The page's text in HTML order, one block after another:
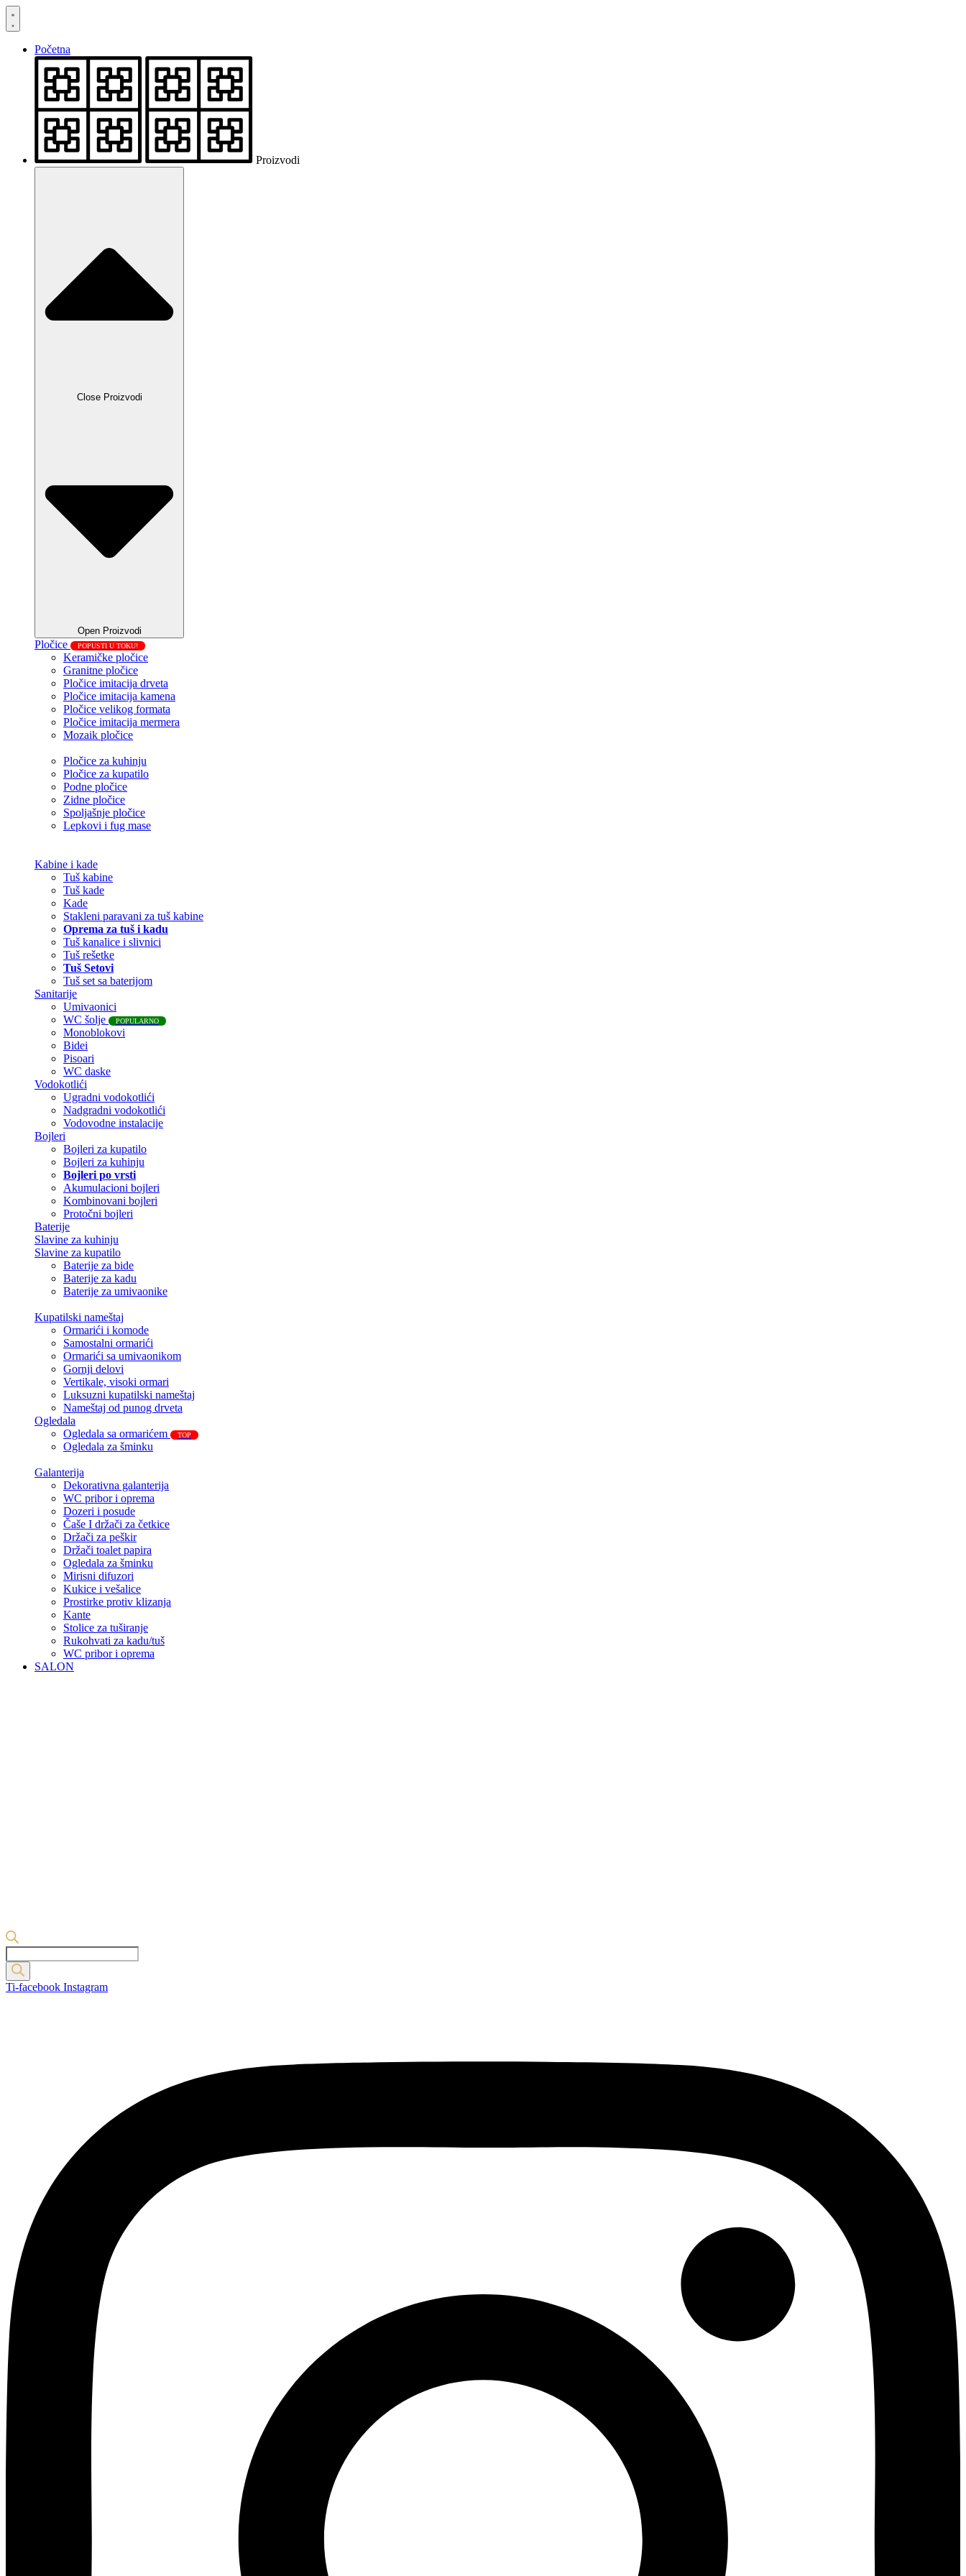
Skočite
na
Početna
Proizvodi
Close Proizvodi
Open Proizvodi
Pločice POPUSTI U TOKU!
Keramičke pločice
Granitne pločice
Pločice imitacija drveta
Pločice imitacija kamena
Pločice velikog formata
Pločice imitacija mermera
Mozaik pločice
Pločice za kuhinju
Pločice za kupatilo
Podne pločice
Zidne pločice
Spoljašnje pločice
Lepkovi i fug mase
Kabine i kade
Tuš kabine
Tuš kade
Kade
Stakleni paravani za tuš kabine
Oprema za tuš i kadu
Tuš kanalice i slivnici
Tuš rešetke
Tuš Setovi
Tuš set sa baterijom
Sanitarije
Umivaonici
WC šolje
POPULARNO
Monoblokovi
Bidei
Pisoari
WC daske
Vodokotlići
Ugradni vodokotlići
Nadgradni vodokotlići
Vodovodne instalacije
Bojleri
Bojleri za kupatilo
Bojleri za kuhinju
Bojleri po vrsti
Akumulacioni bojleri
Kombinovani bojleri
Protočni bojleri
Baterije
Slavine za kuhinju
Slavine za kupatilo
Baterije za bide
Baterije za kadu
Baterije za umivaonike
Kupatilski nameštaj
Ormarići i komode
Samostalni ormarići
Ormarići sa umivaonikom
Gornji delovi
Vertikale, visoki ormari
Luksuzni kupatilski nameštaj
Nameštaj od punog drveta
Ogledala
Ogledala sa ormarićem
TOP
Ogledala za šminku
Galanterija
Dekorativna galanterija
WC pribor i oprema
Dozeri i posude
Čaše I držači za četkice
Držači za peškir
Držači toalet papira
Ogledala za šminku
Mirisni difuzori
Kukice i vešalice
Prostirke protiv klizanja
Kante
Stolice za tuširanje
Rukohvati za kadu/tuš
WC pribor i oprema
SALON
Products
search
Ti-facebook Instagram